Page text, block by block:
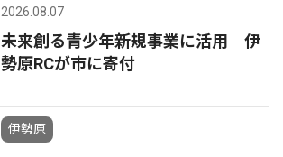
2026.08.07
未来創る青少年新規事業に活用 伊
勢原RCが市に寄付
伊勢原